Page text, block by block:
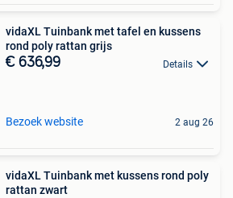
vidaXL Tuinbank met tafel en kussens
rond poly rattan grijs
€ 636,99 Details
Bezoek website 2 aug 26
vidaXL Tuinbank met kussens rond poly
rattan zwart